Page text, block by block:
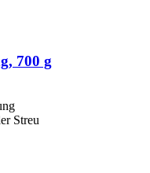
700 g
Streu